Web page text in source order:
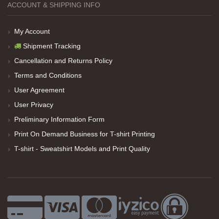
ACCOUNT & SHIPPING INFO
My Account
Shipment Tracking
Cancellation and Returns Policy
Terms and Conditions
User Agreement
User Privacy
Preliminary Information Form
Print On Demand Business for T-shirt Printing
T-shirt - Sweatshirt Models and Print Quality